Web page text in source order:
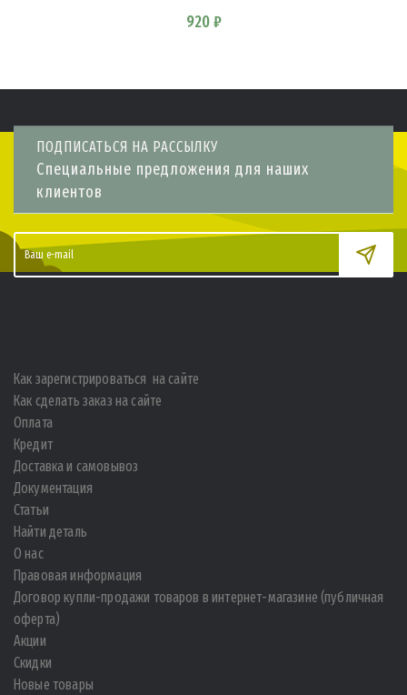
920 ₽
ПОДПИСАТЬСЯ НА РАССЫЛКУ
Специальные предложения для наших
клиентов
Как зарегистрироваться на сайте
Как сделать заказ на сайте
Оплата
Кредит
Доставка и самовывоз
Документация
Статьи
Найти деталь
О нас
Правовая информация
Договор купли-продажи товаров в интернет-магазине (публичная
оферта)
Акции
Скидки
Новые товары